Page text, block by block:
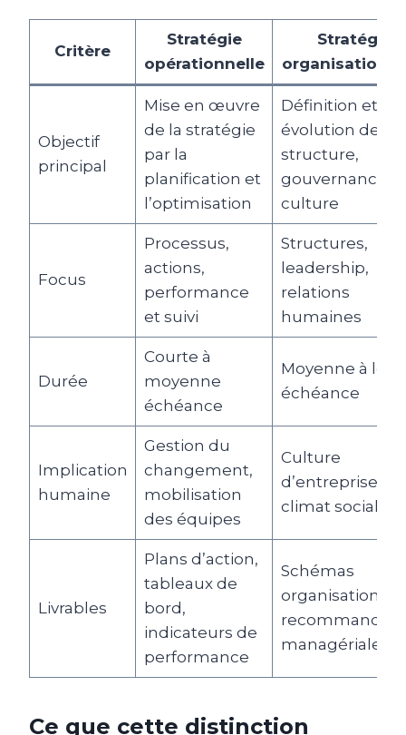
Critère
Stratégie
opérationnelle
Stratégie
Objectif
principal
Mise en œuvre
de la stratégie
par la
planification et
l’optimisation
Définition et
évolution de la
structure,
gouvernance et
culture
Focus
Processus,
actions,
performance
et suivi
Structures,
leadership,
relations
humaines
Durée
Courte à
moyenne
échéance
Moyenne à
échéance
Implication
humaine
Gestion du
changement,
mobilisation
des équipes
Culture
d’entreprise et
climat social
Livrables
Plans d’action,
tableaux de
bord,
indicateurs de
performance
Schémas
managériales
Ce que cette distinction